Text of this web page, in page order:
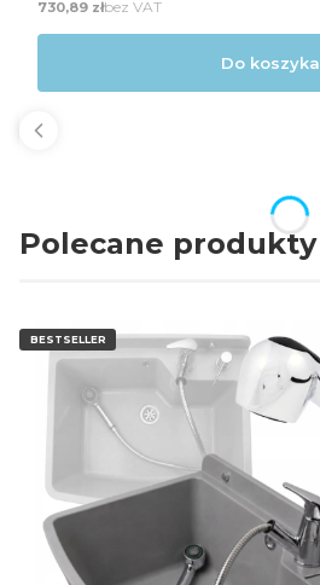
Cena
730,89 złbez VAT
Do koszyka
Polecane produkty
BESTSELLER